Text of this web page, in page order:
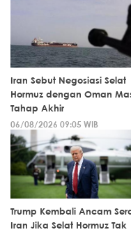
Iran Sebut Negosiasi Selat
Hormuz dengan Oman
Tahap Akhir
06/08/2026 09:05 WIB
Trump Kembali Ancam
Iran Jika Selat Hormuz Tak